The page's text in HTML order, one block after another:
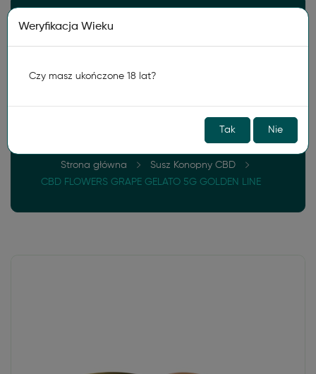
0
Weryfikacja Wieku
Czy masz ukończone 18 lat?
Tak Nie
Strona główna
Susz Konopny CBD
CBD FLOWERS GRAPE GELATO 5G GOLDEN LINE